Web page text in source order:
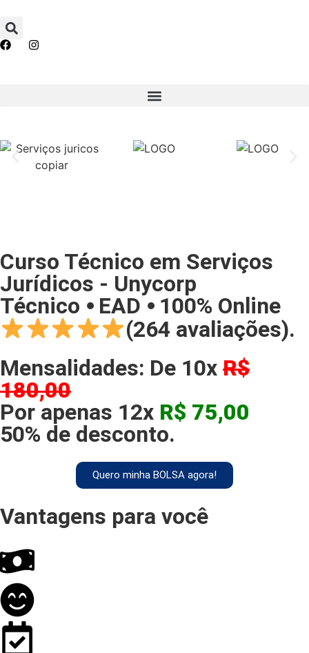
Curso Técnico em Serviços
Jurídicos - Unycorp
Técnico ⦁ EAD ⦁ 100% Online
(264 avaliações).
Mensalidades: De 10x R$
180,00
Por apenas 12x R$ 75,00
50% de desconto.
Quero minha BOLSA agora!
Vantagens para você